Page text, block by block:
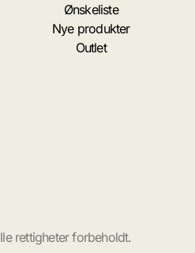
Ønskeliste
Nye produkter
Outlet
rettigheter forbeholdt.